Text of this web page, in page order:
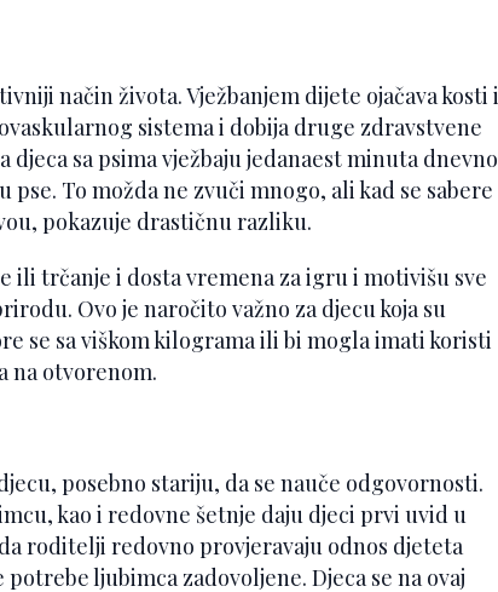
način života. Vježbanjem dijete ojačava kosti i
sistema i dobija druge zdravstvene
sa psima vježbaju jedanaest minuta dnevno
pse. To možda ne zvuči mnogo, ali kad se sabere
pokazuje drastičnu razliku.
ili trčanje i dosta vremena za igru i motivišu sve
Ovo je naročito važno za djecu koja su
se sa viškom kilograma ili bi mogla imati koristi
na otvorenom.
posebno stariju, da se nauče odgovornosti.
kao i redovne šetnje daju djeci prvi uvid u
roditelji redovno provjeravaju odnos djeteta
ljubimca zadovoljene. Djeca se na ovaj